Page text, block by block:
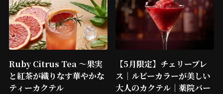
Ruby Citrus Tea ～果実
と紅茶が織りなす華やかな
ティーカクテル
【5月限定】チェリーブレ
ス｜ルビーカラーが美しい
大人のカクテル｜薬院バー